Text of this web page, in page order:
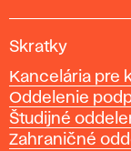
V
s
o
k
á
Skratky
Kancelária pre
Oddelenie
Študijné
Zahraničné